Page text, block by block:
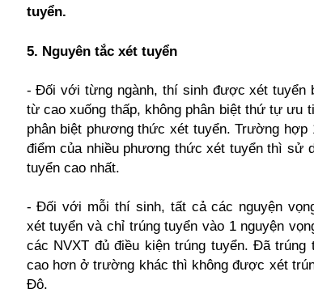
tuyển.
5. Nguyên tắc xét tuyển
- Đối với từng ngành, thí sinh được xét tuyển
từ cao xuống thấp, không phân biệt thứ tự ưu
phân biệt phương thức xét tuyển. Trường hợp
điểm của nhiều phương thức xét tuyển thì sử
tuyển cao nhất.
- Đối với mỗi thí sinh, tất cả các nguyện
xét tuyển và chỉ trúng tuyển vào 1 nguyện
các NVXT đủ điều kiện trúng tuyển. Đã trúng
cao hơn ở trường khác thì không được xét
Đô.